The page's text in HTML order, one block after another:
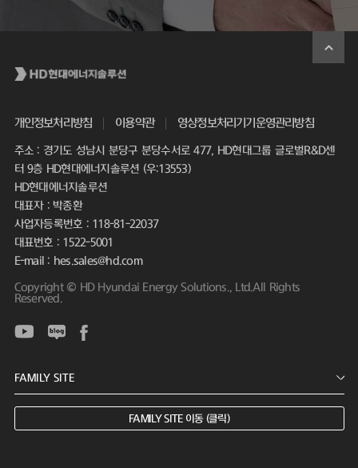
개인정보처리방침 이용약관 영상정보처리기기운영관리방침
주소 : 경기도 성남시 분당구 분당수서로 477, HD현대그룹 글로벌R&D센
터 9층 HD현대에너지솔루션 (우:13553)
HD현대에너지솔루션
대표자 : 박종환
사업자등록번호 : 118-81-22037
대표번호 : 1522-5001
E-mail : hes.sales@hd.com
Copyright © HD Hyundai Energy Solutions., Ltd.All Rights
Reserved.
FAMILY SITE 이동 (클릭)